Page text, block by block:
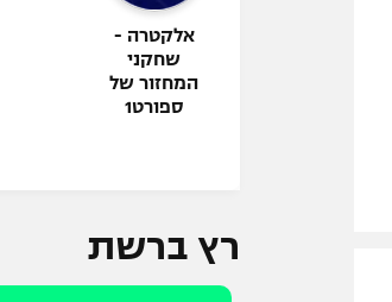
אלקטרה -
שחקני
המחזור של
ספורט1
רץ ברשת